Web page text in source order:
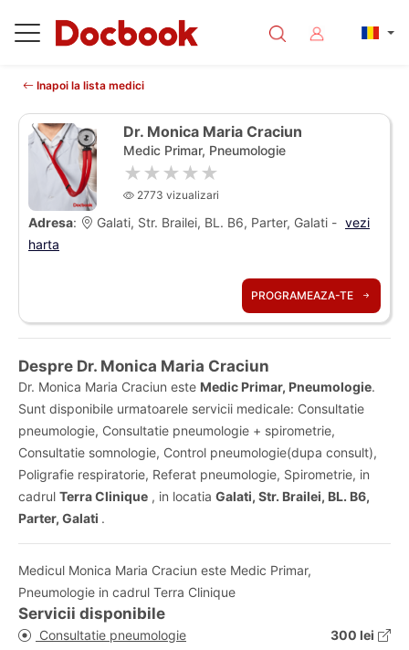
Inapoi la lista medici
Dr. Monica Maria Craciun
Medic Primar, Pneumologie
★★★★★
2773 vizualizari
Adresa: Galati, Str. Brailei, BL. B6, Parter, Galati - vezi
harta
PROGRAMEAZA-TE
Despre Dr. Monica Maria Craciun
Dr. Monica Maria Craciun este Medic Primar, Pneumologie.
Sunt disponibile urmatoarele servicii medicale: Consultatie
pneumologie, Consultatie pneumologie + spirometrie,
Consultatie somnologie, Control pneumologie(dupa consult),
Poligrafie respiratorie, Referat pneumologie, Spirometrie, in
cadrul Terra Clinique , in locatia Galati, Str. Brailei, BL. B6,
Parter, Galati .
Medicul Monica Maria Craciun este Medic Primar,
Pneumologie in cadrul Terra Clinique
Servicii disponibile
Consultatie pneumologie
300 lei